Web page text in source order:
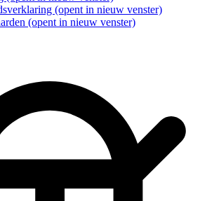
(opent in nieuw venster)
(opent in nieuw venster)